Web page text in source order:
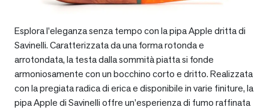
Esplora l’eleganza senza tempo con la pipa Apple dritta di
Savinelli. Caratterizzata da una forma rotonda e
arrotondata, la testa dalla sommità piatta si fonde
armoniosamente con un bocchino corto e dritto. Realizzata
con la pregiata radica di erica e disponibile in varie finiture, la
pipa Apple di Savinelli offre un’esperienza di fumo raffinata